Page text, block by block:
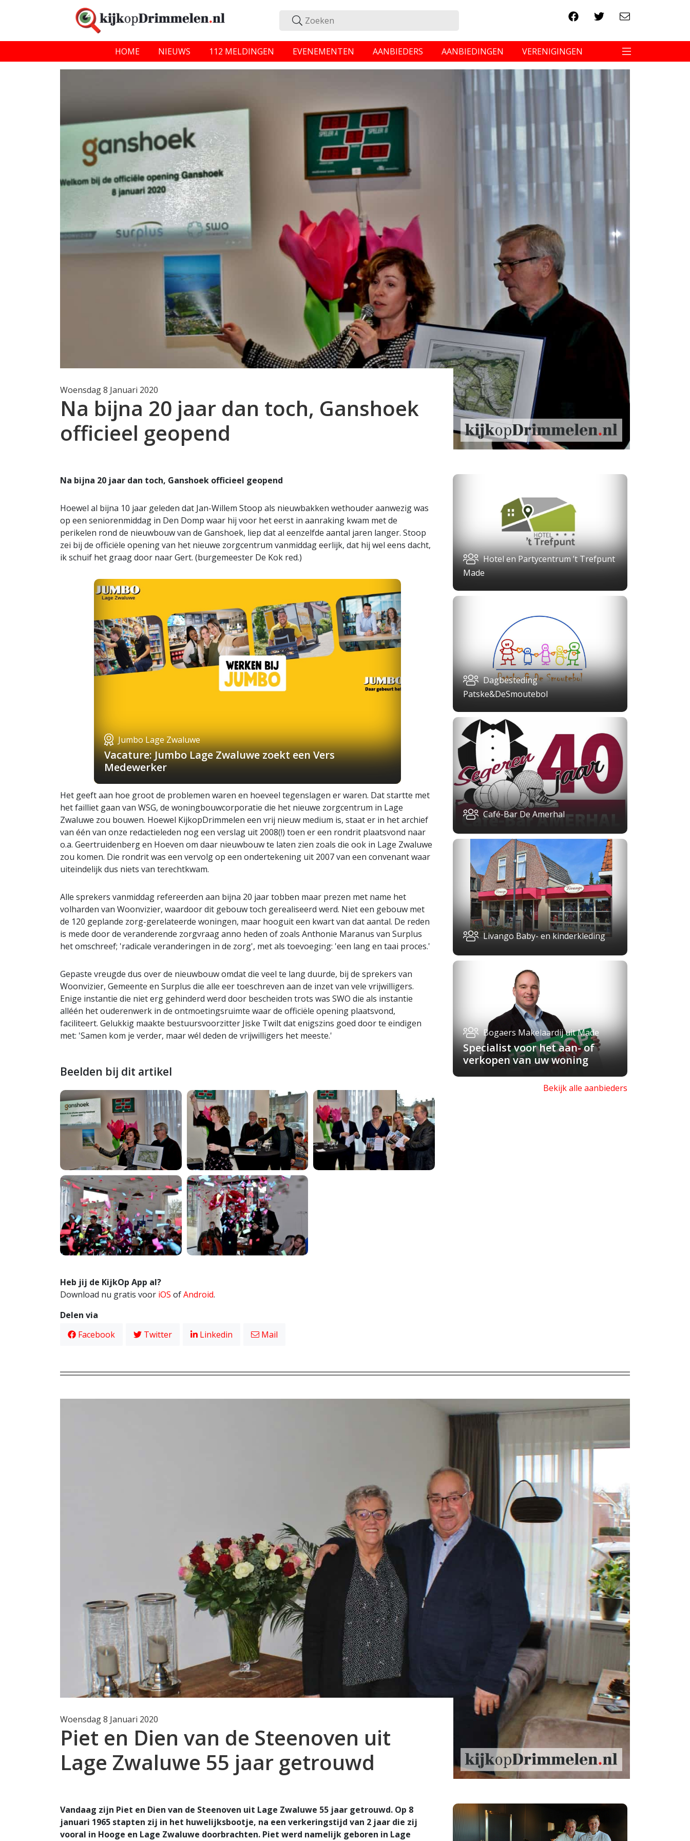
HOME NIEUWS 112 MELDINGEN EVENEMENTEN AANBIEDERS AANBIEDINGEN VERENIGINGEN
Woensdag 8 Januari 2020
Na bijna 20 jaar dan toch, Ganshoek
officieel geopend
Na bijna 20 jaar dan toch, Ganshoek officieel geopend
Hoewel al bijna 10 jaar geleden dat Jan-Willem Stoop als nieuwbakken wethouder aanwezig was
op een seniorenmiddag in Den Domp waar hij voor het eerst in aanraking kwam met de
perikelen rond de nieuwbouw van de Ganshoek, liep dat al eenzelfde aantal jaren langer. Stoop
zei bij de officiële opening van het nieuwe zorgcentrum vanmiddag eerlijk, dat hij wel eens dacht,
ik schuif het graag door naar Gert. (burgemeester De Kok red.)
Jumbo Lage Zwaluwe
Vacature: Jumbo Lage Zwaluwe zoekt een Vers
Medewerker
Het geeft aan hoe groot de problemen waren en hoeveel tegenslagen er waren. Dat startte met
het failliet gaan van WSG, de woningbouwcorporatie die het nieuwe zorgcentrum in Lage
Zwaluwe zou bouwen. Hoewel KijkopDrimmelen een vrij nieuw medium is, staat er in het archief
van één van onze redactieleden nog een verslag uit 2008(!) toen er een rondrit plaatsvond naar
o.a. Geertruidenberg en Hoeven om daar nieuwbouw te laten zien zoals die ook in Lage Zwaluwe
zou komen. Die rondrit was een vervolg op een ondertekening uit 2007 van een convenant waar
uiteindelijk dus niets van terechtkwam.
Alle sprekers vanmiddag refereerden aan bijna 20 jaar tobben maar prezen met name het
volharden van Woonvizier, waardoor dit gebouw toch gerealiseerd werd. Niet een gebouw met
de 120 geplande zorg-gerelateerde woningen, maar hooguit een kwart van dat aantal. De reden
is mede door de veranderende zorgvraag anno heden of zoals Anthonie Maranus van Surplus
het omschreef; 'radicale veranderingen in de zorg', met als toevoeging: 'een lang en taai proces.'
Gepaste vreugde dus over de nieuwbouw omdat die veel te lang duurde, bij de sprekers van
Woonvizier, Gemeente en Surplus die alle eer toeschreven aan de inzet van vele vrijwilligers.
Enige instantie die niet erg gehinderd werd door bescheiden trots was SWO die als instantie
alléén het ouderenwerk in de ontmoetingsruimte waar de officiële opening plaatsvond,
faciliteert. Gelukkig maakte bestuursvoorzitter Jiske Twilt dat enigszins goed door te eindigen
met: 'Samen kom je verder, maar wél deden de vrijwilligers het meeste.'
Beelden bij dit artikel
Heb jij de KijkOp App al?
Download nu gratis voor iOS ofAndroid.
Delen via
Facebook
Twitter Linkedin Mail
Hotel en Partycentrum ’t Trefpunt
Made
Dagbesteding
Patske&DeSmoutebol
Café-Bar De Amerhal
Livango Baby- en kinderkleding
Bogaers Makelaardij uit Made
Specialist voor het aan- of
verkopen van uw woning
Bekijk alle aanbieders
Woensdag 8 Januari 2020
Piet en Dien van de Steenoven uit
Lage Zwaluwe 55 jaar getrouwd
Vandaag zijn Piet en Dien van de Steenoven uit Lage Zwaluwe 55 jaar getrouwd. Op 8
januari 1965 stapten zij in het huwelijksbootje, na een verkeringstijd van 2 jaar die zij
vooral in Hooge en Lage Zwaluwe doorbrachten. Piet werd namelijk geboren in Lage